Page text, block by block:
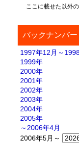
ここに載せた以外
バックナンバー
1997年12月～
1999年
2000年
2001年
2002年
2003年
2004年
2005年
～2006年4月
2006年5月～